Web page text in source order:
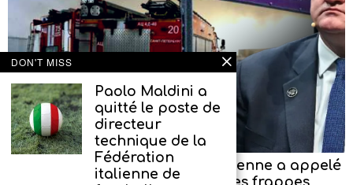
Le chef de la diplomatie ukrainienne a appelé
DON'T MISS
Paolo Maldini a
quitté le poste de
directeur
technique de la
Fédération
italienne de